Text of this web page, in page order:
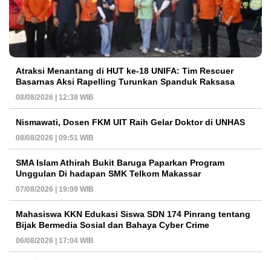
Atraksi Menantang di HUT ke-18 UNIFA: Tim Rescuer
Basarnas Aksi Rapelling Turunkan Spanduk Raksasa
08/08/2026 | 12:38 WIB
Nismawati, Dosen FKM UIT Raih Gelar Doktor di UNHAS
08/08/2026 | 09:51 WIB
SMA Islam Athirah Bukit Baruga Paparkan Program
Unggulan Di hadapan SMK Telkom Makassar
07/08/2026 | 19:09 WIB
Mahasiswa KKN Edukasi Siswa SDN 174 Pinrang tentang
Bijak Bermedia Sosial dan Bahaya Cyber Crime
06/08/2026 | 17:04 WIB